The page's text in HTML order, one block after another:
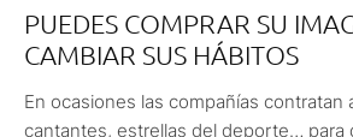
PUEDES COMPRAR SU
CAMBIAR SUS HÁBITOS
En ocasiones las compañías contratan
cantantes, estrellas del deporte… para